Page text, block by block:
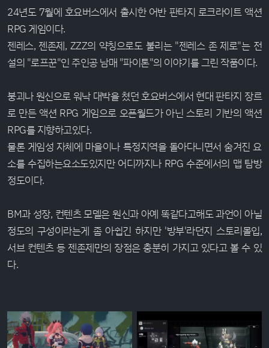
24년도 7월에 호요버스에서 출시한 어반 판타지 로크라이트 액션
RPG 게임이다.
젠레스, 젠존제, ZZZ의 약칭으로도 불리는 "젠레스 존 제로"는 전
설의 "로프꾼"인 주인공 남매 "파이톤"의 이야기를 그린 작품이다.
붕괴나 원신으로 워낙 대박을 쳤던 호요버스에서 현대 판타지 장르
로 만든 액션 RPG 게임으로 오픈월드가 아닌 스토리 기반의 액션
RPG를 지향하고있다.
물론 게임성 자체에 마을이나 특정지역을 돌아다니면서 숨겨진 요
소를 수집하는요소도있지만 어디까지나 RPG 수준에서의 맵 탐방
정도이다.
BM과 성장, 컨텐츠 모델은 원신과 아예 똑같다고해도 과언이 아닐
정도의 구성이라는게 좀 아쉽긴 하지만 '방부'라던지 스토리몰입,
서브 컨텐츠 등 젠존제만의 장점은 충분히 가지고 있다고 볼 수 있
다.